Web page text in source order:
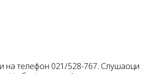
на телефон 021/528-767. Слушаоци